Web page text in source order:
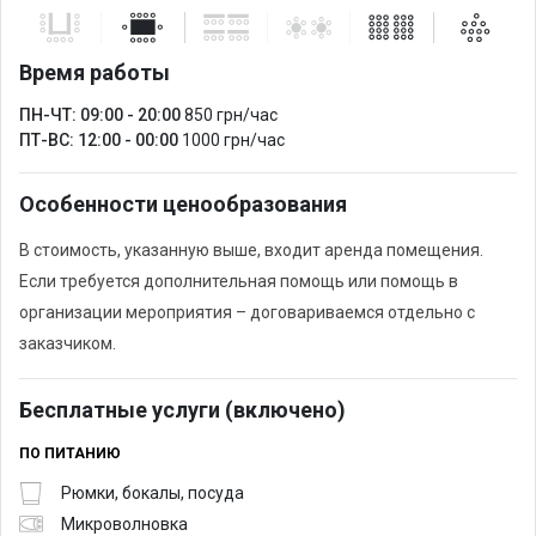
Время работы
ПН-ЧТ: 09:00 - 20:00850 грн/час
ПТ-ВС: 12:00 - 00:00 1000 грн/час
Особенности ценообразования
В стоимость, указанную выше, входит аренда помещения.
Если требуется дополнительная помощь или помощь в
организации мероприятия – договариваемся отдельно с
заказчиком.
Бесплатные услуги (включено)
ПО ПИТАНИЮ
Рюмки, бокалы, посуда
Микроволновка